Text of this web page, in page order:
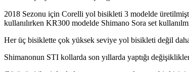
2018 Sezonu için Corelli yol bisikleti 3 modelde
kullanılırken KR300 modelde Shimano Sora set
Her üç bisiklette çok yüksek seviye yol bisikleti değil
Shimanonun STI kollarda son yıllarda yaptığı